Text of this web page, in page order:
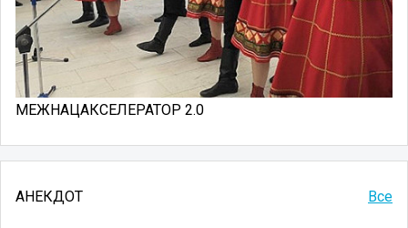
МЕЖНАЦАКСЕЛЕРАТОР 2.0
АНЕКДОТ Все